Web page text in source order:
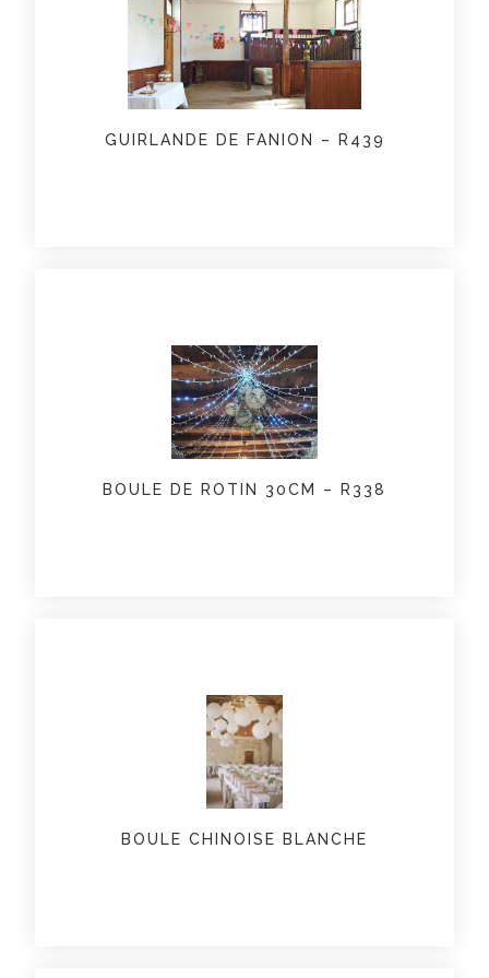
GUIRLANDE DE FANION – R439
BOULE DE ROTIN 30CM – R338
BOULE CHINOISE BLANCHE